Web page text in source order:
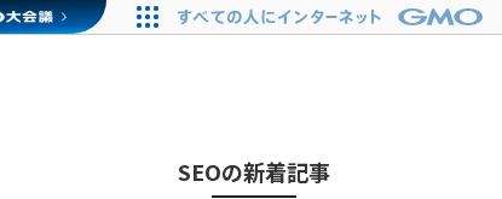
SEOの新着記事